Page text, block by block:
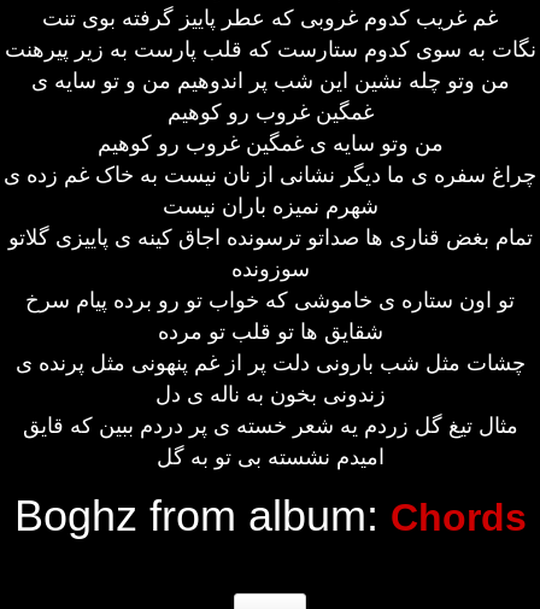
غم غریب کدوم غروبی که عطر پاییز گرفته بوی تنت
نگات به سوی کدوم ستارست که قلب پارست به زیر پیرهنت
من وتو چله نشین این شب پر اندوهیم من و تو سایه ی
غمگین غروب رو کوهیم
من وتو سایه ی غمگین غروب رو کوهیم
چراغ سفره ی ما دیگر نشانی از نان نیست به خاک غم زده ی
شهرم نمیزه باران نیست
تمام بغض قناری ها صداتو ترسونده اجاق کینه ی پاییزی گلاتو
سوزونده
تو اون ستاره ی خاموشی که خواب تو رو برده پیام سرخ
شقایق ها تو قلب تو مرده
چشات مثل شب بارونی دلت پر از غم پنهونی مثل پرنده ی
زندونی بخون به ناله ی دل
مثال تیغ گل زردم یه شعر خسته ی پر دردم ببین که قایق
امیدم نشسته بی تو به گل
Boghz from album: Chords